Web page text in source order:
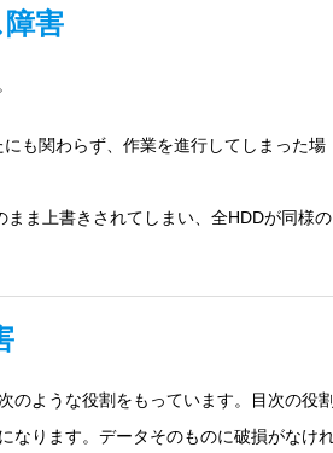
害
も関わらず、作業を進行してしまった場
ま上書きされてしまい、全HDDが同様の
のような役割をもっています。目次の役
なります。データそのものに破損がなけ